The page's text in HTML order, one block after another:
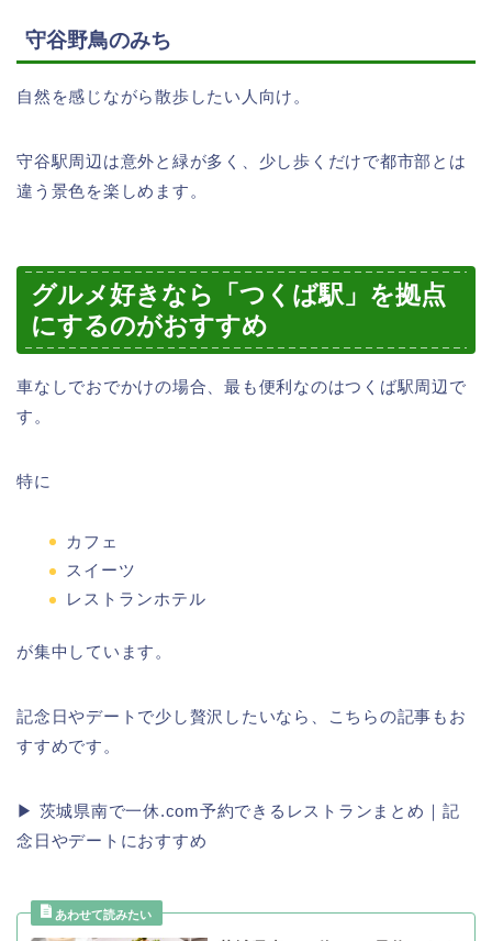
守谷野鳥のみち
自然を感じながら散歩したい人向け。
守谷駅周辺は意外と緑が多く、少し歩くだけで都市部とは
違う景色を楽しめます。
グルメ好きなら「つくば駅」を拠点
にするのがおすすめ
車なしでおでかけの場合、最も便利なのはつくば駅周辺で
す。
特に
カフェ
スイーツ
レストランホテル
が集中しています。
記念日やデートで少し贅沢したいなら、こちらの記事もお
すすめです。
▶ 茨城県南で一休.com予約できるレストランまとめ｜記
念日やデートにおすすめ